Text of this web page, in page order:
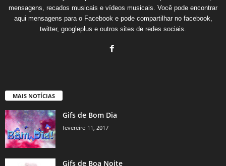
mensagens, recados musicais e vídeos musicais. Você pode encontrar
aqui mensagens para o Facebook e pode compartilhar no facebook,
twitter, googleplus e outros sites de redes sociais.
MAIS NOTÍCIAS
Gifs de Bom Dia
fevereiro 11, 2017
Gifs de Boa Noite